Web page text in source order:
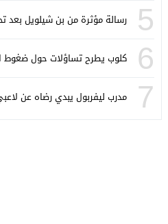
5 رسالة مؤثرة من بن شيلويل بعد
6 كلوب يطرح تساؤلات حول ضغوط
7 مدرب ليفربول يبدي رضاه عن